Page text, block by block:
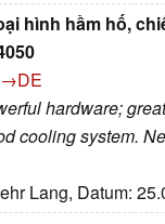
hình hầm hố,
hardware;
cooling system.
Lang, Datum: